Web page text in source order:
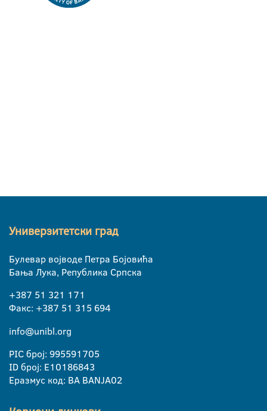
Универзитетски град
Булевар војводе Петра Бојовића
Бања Лука, Република Српска
+387 51 321 171
Факс: +387 51 315 694
info@unibl.org
PIC број: 995591705
ID број: E10186843
Еразмус код: BA BANJA02